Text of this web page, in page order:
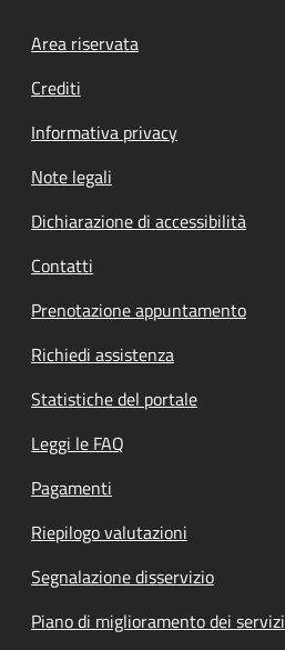
Footer menu
Area riservata
Crediti
Informativa privacy
Note legali
Dichiarazione di accessibilità
Contatti
Prenotazione appuntamento
Richiedi assistenza
Statistiche del portale
Leggi le FAQ
Pagamenti
Riepilogo valutazioni
Segnalazione disservizio
Piano di miglioramento dei servizi